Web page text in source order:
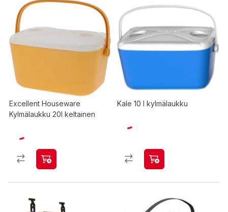
Excellent Houseware
Kylmälaukku 20l keltainen
Kale 10 l kylmälaukku